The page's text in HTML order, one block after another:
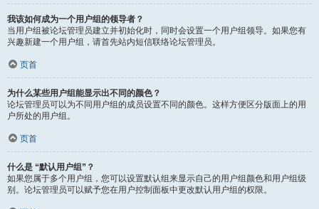
我该如何成为一个用户组的领导者？
当用户组被论坛管理员建立并初始化时，同时会设置一个用户组领导。如果您有
兴趣新建一个用户组，请首先站内短信联络论坛管理员。
页首
为什么某些用户组能显示出不同的颜色？
论坛管理员可以为不同用户组的成员设置不同的颜色。这样方便区分版面上的用
户所处的用户组。
页首
什么是 “默认用户组”？
如果您属于多个用户组，您可以设置默认组来显示自己的用户组颜色和用户组级
别。论坛管理员可以赋予您在用户控制面板中更改默认用户组的权限。